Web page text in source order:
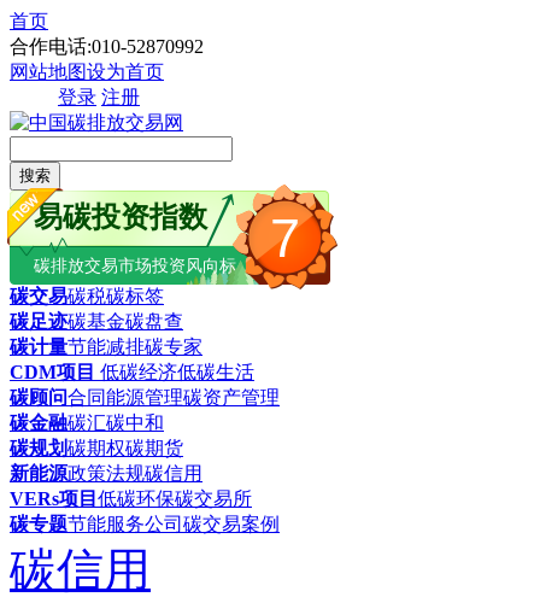
首页
合作电话:010-52870992
网站地图设为首页
登录 注册
搜索
7
易碳投资指数
碳排放交易市场投资风向标
碳交易碳税碳标签
碳足迹碳基金碳盘查
碳计量节能减排碳专家
CDM项目 低碳经济低碳生活
碳顾问合同能源管理碳资产管理
碳金融碳汇碳中和
碳规划碳期权碳期货
新能源政策法规碳信用
VERs项目 低碳环保碳交易所
碳专题节能服务公司 碳交易案例
碳信用